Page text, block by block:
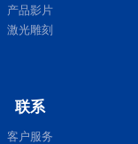
产品影片
激光雕刻
联系
客户服务